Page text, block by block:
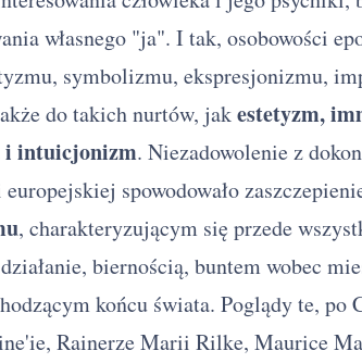
własnego "ja". I tak, osobowości
symbolizmu, ekspresjonizmu,
do takich nurtów, jakestetyzm,
i intuicjonizm. Niezadowolenie z
spowodowało
, charakteryzującym się przede
biernością, buntem wobec
końcu świata. Poglądy te, po
Rainerze Marii Rilke, Maurice